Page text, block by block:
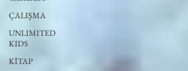
ÇALIŞMA
UNLIMITED
KIDS
KİTAP